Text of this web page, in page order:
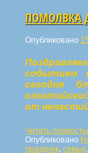
Опубликовано
событием
сегодня
от
Читать
Опубликовано
праздник,семья